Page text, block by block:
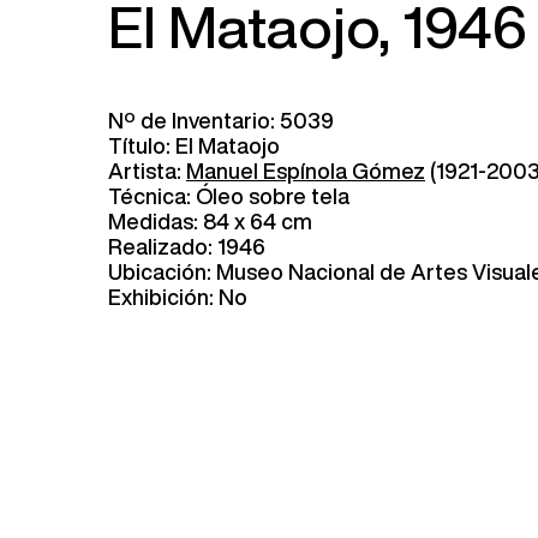
El Mataojo, 1946
Nº de Inventario: 5039
Título: El Mataojo
Artista: Manuel Espínola Gómez (1921-
Técnica: Óleo sobre tela
Medidas: 84 x 64 cm
Realizado: 1946
Ubicación: Museo Nacional de Artes
Exhibición: No